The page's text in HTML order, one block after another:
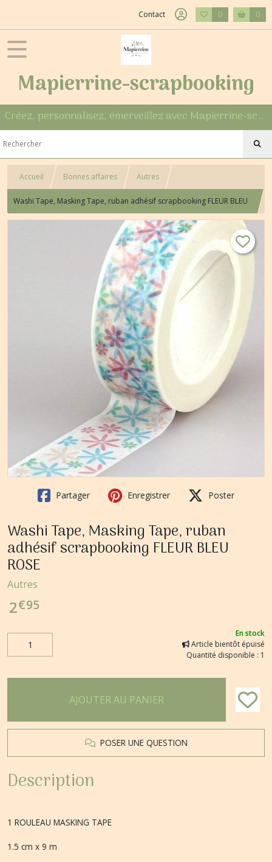
Contact 0 0
Mapierrine-scrapbooking
Créez, personnalisez, émerveillez avec Mapierrine-scrapbooking
Accueil Bonnes affaires Autres
Washi Tape, Masking Tape, ruban adhésif scrapbooking FLEUR BLEU
Partager Enregistrer Poster
Washi Tape, Masking Tape, ruban
adhésif scrapbooking FLEUR BLEU
ROSE
Autres
2€95
En stock
Article bientôt épuisé
Quantité disponible : 1
AJOUTER AU PANIER
POSER UNE QUESTION
Description
1 ROULEAU MASKING TAPE
1.5 cm x 9 m